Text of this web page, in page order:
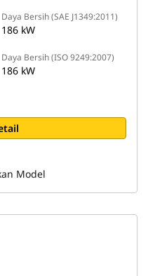
Daya Bersih (SAE J1349:2011)
186 kW
Daya Bersih (ISO 9249:2007)
186 kW
Model